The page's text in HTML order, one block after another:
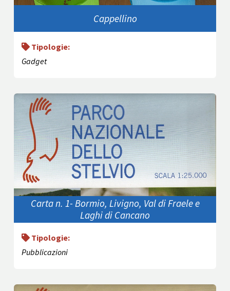
Cappellino
Tipologie:
Gadget
Carta n. 1- Bormio, Livigno, Val di Fraele e
Laghi di Cancano
Tipologie:
Pubblicazioni